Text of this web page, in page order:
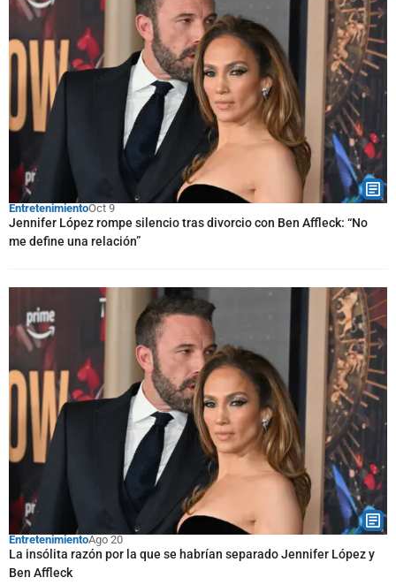
EntretenimientoOct 9
Jennifer López rompe silencio tras divorcio con Ben Affleck: “No
me define una relación”
EntretenimientoAgo 20
La insólita razón por la que se habrían separado Jennifer López y
Ben Affleck